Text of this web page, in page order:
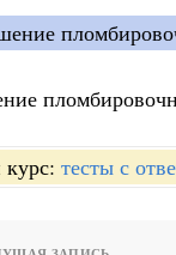
тесты с